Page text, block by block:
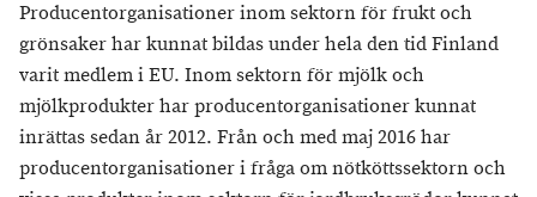
Producentorganisationer inom sektorn för frukt och
grönsaker har kunnat bildas under hela den tid Finland
varit medlem i EU. Inom sektorn för mjölk och
mjölkprodukter har producentorganisationer kunnat
inrättas sedan år 2012. Från och med maj 2016 har
producentorganisationer i fråga om nötköttssektorn och